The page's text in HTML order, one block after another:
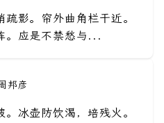
影。帘外曲角栏干近。
。应是不禁愁与...
邦彦
冰壶防饮渴，培残火。